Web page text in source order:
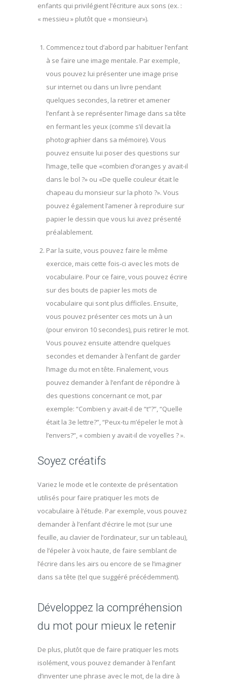
enfants qui privilégient l’écriture aux sons (ex. :
« messieu » plutôt que « monsieur»).
Commencez tout d’abord par habituer l’enfant
à se faire une image mentale. Par exemple,
vous pouvez lui présenter une image prise
sur internet ou dans un livre pendant
quelques secondes, la retirer et amener
l’enfant à se représenter l’image dans sa tête
en fermant les yeux (comme s’il devait la
photographier dans sa mémoire). Vous
pouvez ensuite lui poser des questions sur
l’image, telle que «combien d’oranges y avait-il
dans le bol ?» ou «De quelle couleur était le
chapeau du monsieur sur la photo ?». Vous
pouvez également l’amener à reproduire sur
papier le dessin que vous lui avez présenté
préalablement.
Par la suite, vous pouvez faire le même
exercice, mais cette fois-ci avec les mots de
vocabulaire. Pour ce faire, vous pouvez écrire
sur des bouts de papier les mots de
vocabulaire qui sont plus difficiles. Ensuite,
vous pouvez présenter ces mots un à un
(pour environ 10 secondes), puis retirer le mot.
Vous pouvez ensuite attendre quelques
secondes et demander à l’enfant de garder
l’image du mot en tête. Finalement, vous
pouvez demander à l’enfant de répondre à
des questions concernant ce mot, par
exemple: “Combien y avait-il de “t”?”, “Quelle
était la 3e lettre?”, “Peux-tu m’épeler le mot à
l’envers?”, « combien y avait-il de voyelles ? ».
Soyez créatifs
Variez le mode et le contexte de présentation
utilisés pour faire pratiquer les mots de
vocabulaire à l’étude. Par exemple, vous pouvez
demander à l’enfant d’écrire le mot (sur une
feuille, au clavier de l’ordinateur, sur un tableau),
de l’épeler à voix haute, de faire semblant de
l’écrire dans les airs ou encore de se l’imaginer
dans sa tête (tel que suggéré précédemment).
Développez la compréhension
du mot pour mieux le retenir
De plus, plutôt que de faire pratiquer les mots
isolément, vous pouvez demander à l’enfant
d’inventer une phrase avec le mot, de la dire à